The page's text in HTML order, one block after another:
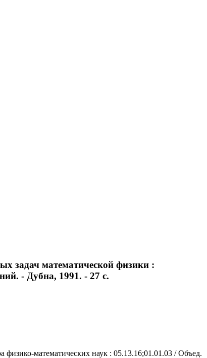
задач математической физики :
- Дубна, 1991. - 27 с.
математических наук : 05.13.16;01.01.03 / Объед.